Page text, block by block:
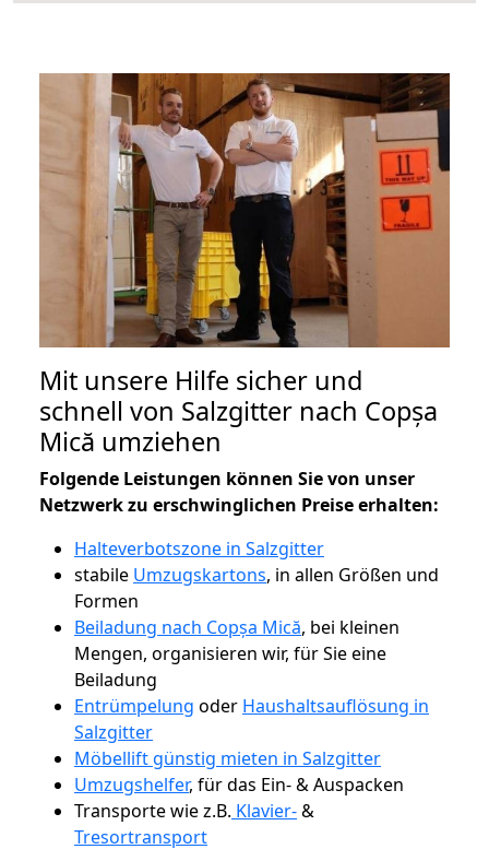
Mit unsere Hilfe sicher und
schnell von Salzgitter nach Copșa
Mică umziehen
Folgende Leistungen können Sie von unser
Netzwerk zu erschwinglichen Preise erhalten:
Halteverbotszone in Salzgitter
stabile Umzugskartons, in allen Größen und
Formen
Beiladung nach Copșa Mică, bei kleinen
Mengen, organisieren wir, für Sie eine
Beiladung
Entrümpelung oder Haushaltsauflösung in
Salzgitter
Möbellift günstig mieten in Salzgitter
Umzugshelfer, für das Ein- & Auspacken
Transporte wie z.B. Klavier-&
Tresortransport